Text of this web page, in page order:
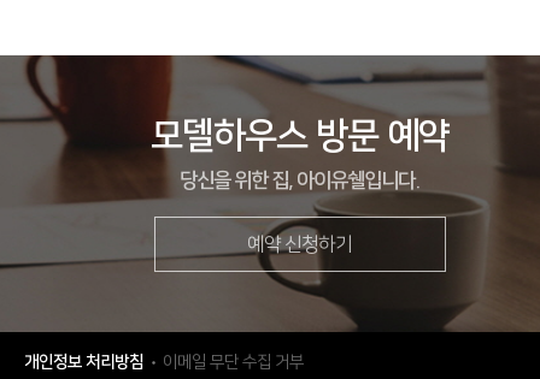
모델하우스 방문 예약
당신을 위한 집, 아이유쉘입니다.
예약 신청하기
개인정보 처리방침 이메일 무단 수집 거부